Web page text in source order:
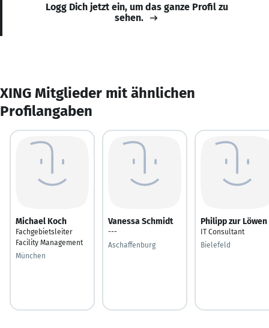
Logg Dich jetzt ein, um das ganze Profil zu
sehen.
XING Mitglieder mit ähnlichen
Profilangaben
Michael Koch
Fachgebietsleiter
Facility Management
München
Vanessa Schmidt
---
Aschaffenburg
Philipp zur Löwen
IT Consultant
Bielefeld